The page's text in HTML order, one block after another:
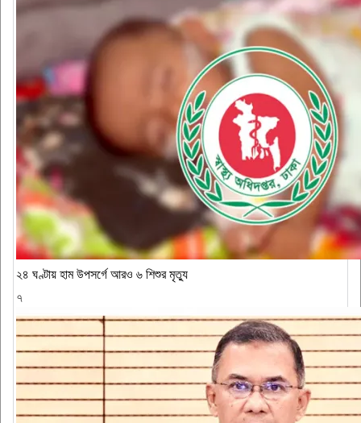
২৪ ঘণ্টায় হাম উপসর্গে আরও ৬ শিশুর মৃত্যু
৭